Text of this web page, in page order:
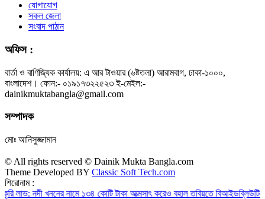
যোগাযোগ
সকল জেলা
সংবাদ পাঠান
অফিস :
বার্তা ও বাণিজ্যিক কার্যালয়: এ আর টাওয়ার (৬ষ্টতলা) আরামবাগ, ঢাকা-১০০০,
বাংলাদেশ। ফোন:- ০১৯১৭৩২২৫২৩ ই-মেইল:-
dainikmuktabangla@gmail.com
সম্পাদক
মোঃ আনিসুজ্জামান
© All rights reserved © Dainik Mukta Bangla.com
Theme Developed BY Classic Soft Tech.com
শিরোনাম :
খননের নামে ১৩৪ কোটি টাকা আত্মসাৎ করেও বহাল তবিয়তে বিআইডব্লিউটিএ’র